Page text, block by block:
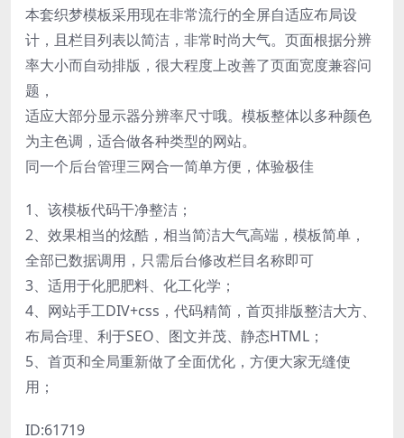
本套织梦模板采用现在非常流行的全屏自适应布局设
计，且栏目列表以简洁，非常时尚大气。页面根据分辨
率大小而自动排版，很大程度上改善了页面宽度兼容问
题，
适应大部分显示器分辨率尺寸哦。模板整体以多种颜色
为主色调，适合做各种类型的网站。
同一个后台管理三网合一简单方便，体验极佳
1、该模板代码干净整洁；
2、效果相当的炫酷，相当简洁大气高端，模板简单，
全部已数据调用，只需后台修改栏目名称即可
3、适用于化肥肥料、化工化学；
4、网站手工DIV+css，代码精简，首页排版整洁大方、
布局合理、利于SEO、图文并茂、静态HTML；
5、首页和全局重新做了全面优化，方便大家无缝使
用；
ID:61719